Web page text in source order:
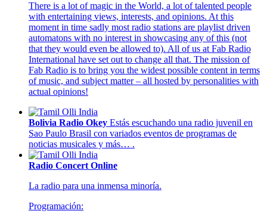
There is a lot of magic in the World, a lot of talented people
with entertaining views, interests, and opinions. At this
moment in time sadly most radio stations are playlist driven
automatons with no interest in showcasing any of this (not
that they would even be allowed to). All of us at Fab Radio
International have set out to change all that. The mission of
Fab Radio is to bring you the widest possible content in terms
of music, and subject matter – all hosted by personalities with
actual opinions!
Bolivia Radio Okey Estás escuchando una radio juvenil en
Sao Paulo Brasil con variados eventos de programas de
noticias musicales y más… .
Radio Concert Online
La radio para una inmensa minoría.
Programación: